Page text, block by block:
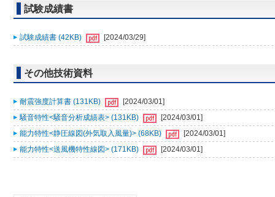
試験成績書
試験成績書 (42KB) [2024/03/29]
その他技術資料
耐震強度計算書 (131KB)
[2024/03/01]
騒音特性<騒音分析成績表> (131KB)
[2024/03/01]
能力特性<静圧線図(外気取入風量)> (68KB)
[2024/03/01]
能力特性<送風機特性線図> (171KB)
[2024/03/01]